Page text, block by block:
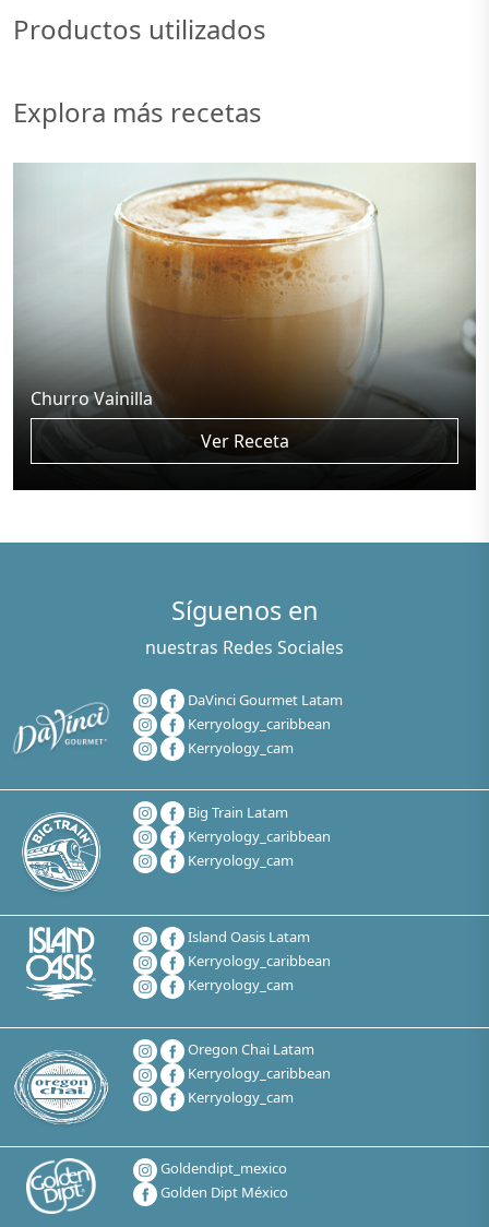
Productos utilizados
Explora más recetas
Churro Vainilla
Ver Receta
Síguenos en
nuestras Redes Sociales
DaVinci Gourmet Latam
Kerryology_caribbean
Kerryology_cam
Big Train Latam
Kerryology_caribbean
Kerryology_cam
Island Oasis Latam
Kerryology_caribbean
Kerryology_cam
Oregon Chai Latam
Kerryology_caribbean
Kerryology_cam
Goldendipt_mexico
Golden Dipt México